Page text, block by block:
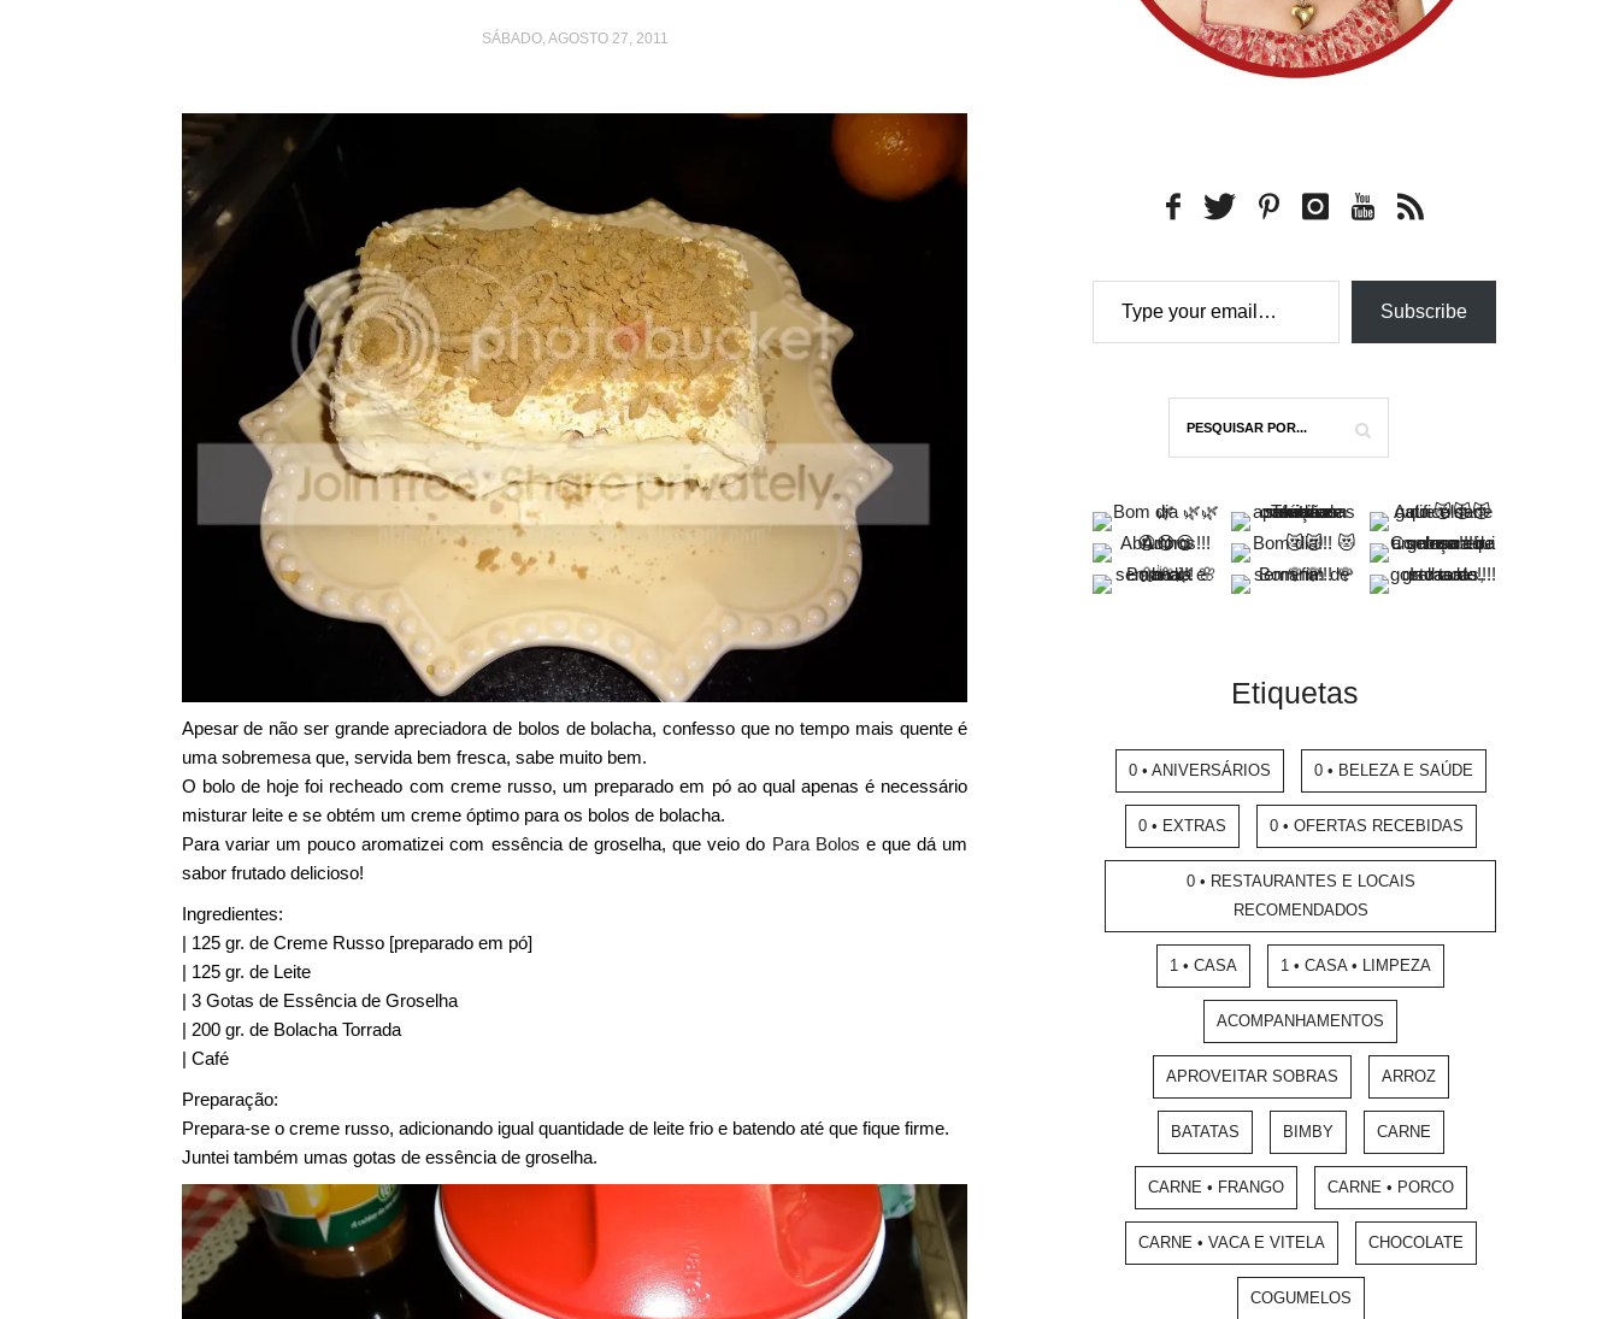
SÁBADO, AGOSTO 27, 2011
Apesar de não ser grande apreciadora de bolos de bolacha, confesso que no tempo mais quente é
uma sobremesa que, servida bem fresca, sabe muito bem.
O bolo de hoje foi recheado com creme russo, um preparado em pó ao qual apenas é necessário
misturar leite e se obtém um creme óptimo para os bolos de bolacha.
Para variar um pouco aromatizei com essência de groselha, que veio do Para Bolos e que dá um
sabor frutado delicioso!
Ingredientes:
| 125 gr. de Creme Russo [preparado em pó]
| 125 gr. de Leite
| 3 Gotas de Essência de Groselha
| 200 gr. de Bolacha Torrada
| Café
Preparação:
Prepara-se o creme russo, adicionando igual quantidade de leite frio e batendo até que fique firme.
Juntei também umas gotas de essência de groselha.
Type your email…
Subscribe
Etiquetas
0 • ANIVERSÁRIOS 0 • BELEZA E SAÚDE
0 • EXTRAS 0 • OFERTAS RECEBIDAS
0 • RESTAURANTES E LOCAIS
RECOMENDADOS
1 • CASA 1 • CASA • LIMPEZA
ACOMPANHAMENTOS
APROVEITAR SOBRAS ARROZ
BATATAS BIMBY CARNE
CARNE • FRANGO CARNE • PORCO
CARNE • VACA E VITELA CHOCOLATE
COGUMELOS